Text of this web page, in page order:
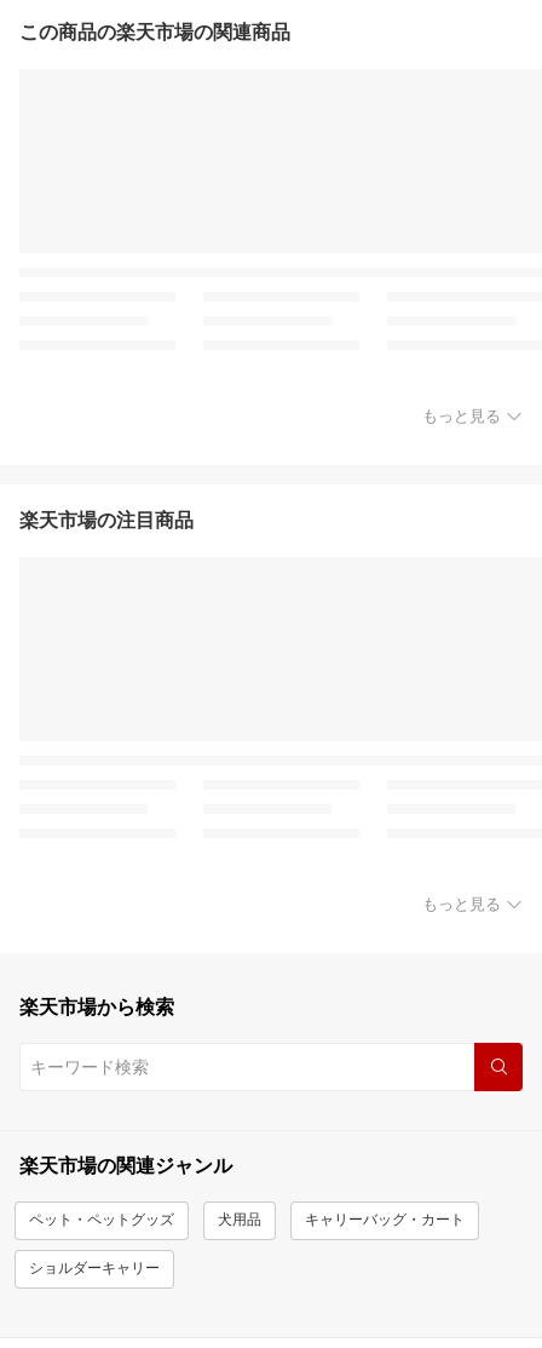
この商品の楽天市場の関連商品
もっと見る
楽天市場の注目商品
もっと見る
楽天市場から検索
楽天市場の関連ジャンル
ペット・ペットグッズ 犬用品 キャリーバッグ・カート
ショルダーキャリー